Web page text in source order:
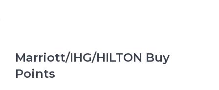
Marriott/IHG/HILTON Buy
Points